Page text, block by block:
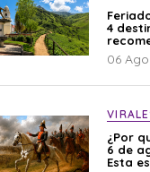
4
06
¿Por
6 de
Esta